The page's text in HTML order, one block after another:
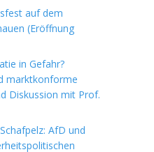
auf dem
(Eröffnung
in Gefahr?
marktkonforme
Diskussion mit Prof.
AfD und